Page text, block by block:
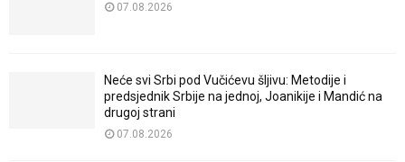
07.08.2026
Neće svi Srbi pod Vučićevu šljivu: Metodije i
predsjednik Srbije na jednoj, Joanikije i Mandić na
drugoj strani
07.08.2026